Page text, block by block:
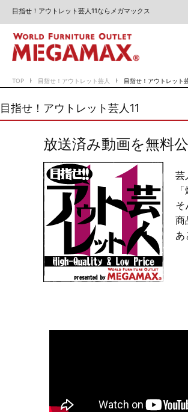
目指せ！アウトレット芸人11ならメガマックス
TOP 目指せ！アウトレット芸人 目指せ！アウトレット
目指せ！アウトレット芸人11
放送済み動画を無料公
芸
そ
商
あ